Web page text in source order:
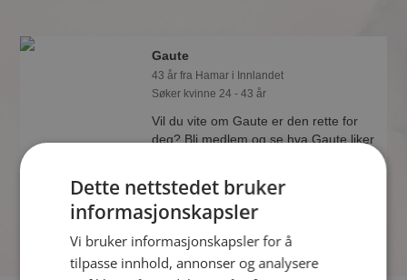
Gaute
43 år fra Hamar i Innlandet
Søker kvinne 24 - 43 år
Vil du vite om Gaute er den rette for
deg? Bli medlem og se hva Gaute liker
Dette nettstedet bruker
informasjonskapsler
Vi bruker informasjonskapsler for å
tilpasse innhold, annonser og analysere